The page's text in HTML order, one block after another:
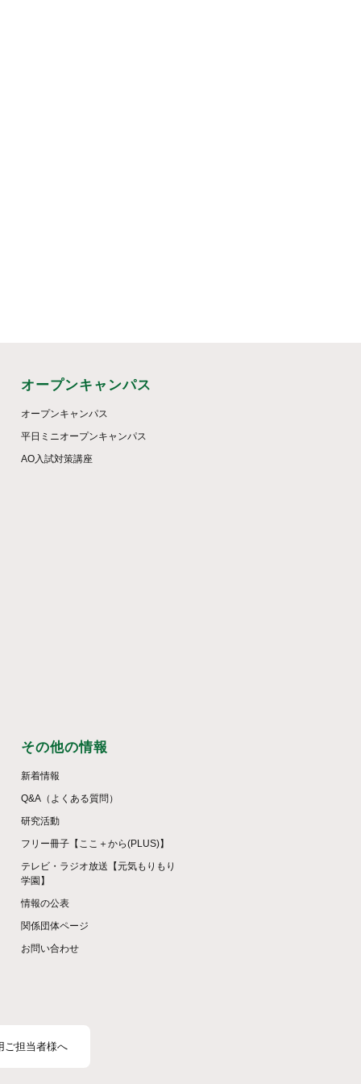
オープンキャンパス
オープンキャンパス
平日ミニオープンキャンパス
AO入試対策講座
その他の情報
新着情報
Q&A（よくある質問）
研究活動
フリー冊子【ここ＋から(PLUS)】
テレビ・ラジオ放送【元気もりもり
学園】
情報の公表
関係団体ページ
お問い合わせ
ご担当者様へ